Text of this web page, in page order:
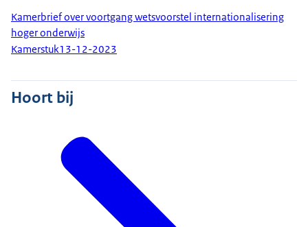
Kamerbrief over voortgang wetsvoorstel internationalisering
hoger onderwijs
Kamerstuk13-12-2023
Hoort bij